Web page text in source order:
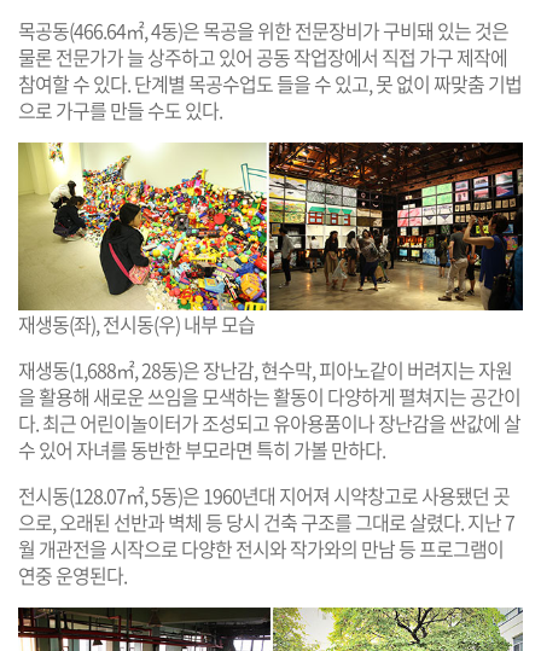
목공동(466.64㎡, 4동)은 목공을 위한 전문장비가 구비돼 있는 것은
물론 전문가가 늘 상주하고 있어 공동 작업장에서 직접 가구 제작에
참여할 수 있다. 단계별 목공수업도 들을 수 있고, 못 없이 짜맞춤 기법
으로 가구를 만들 수도 있다.
재생동(좌), 전시동(우) 내부 모습
재생동(1,688㎡, 28동)은 장난감, 현수막, 피아노같이 버려지는 자원
을 활용해 새로운 쓰임을 모색하는 활동이 다양하게 펼쳐지는 공간이
다. 최근 어린이놀이터가 조성되고 유아용품이나 장난감을 싼값에 살
수 있어 자녀를 동반한 부모라면 특히 가볼 만하다.
전시동(128.07㎡, 5동)은 1960년대 지어져 시약창고로 사용됐던 곳
으로, 오래된 선반과 벽체 등 당시 건축 구조를 그대로 살렸다. 지난 7
월 개관전을 시작으로 다양한 전시와 작가와의 만남 등 프로그램이
연중 운영된다.